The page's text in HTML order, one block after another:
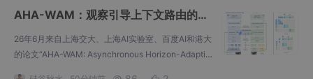
履行严格的透明度义务，包括：创建并公开详细的技
部具有法律约束力
AHA-WAM：观察引导上下文路由的异
步范围-自适应的世界-动作建模
26年6月来自上海交大、上海AI实验室、百度AI和港大
的论文“AHA-WAM: Asynchronous Horizon-Adaptiv